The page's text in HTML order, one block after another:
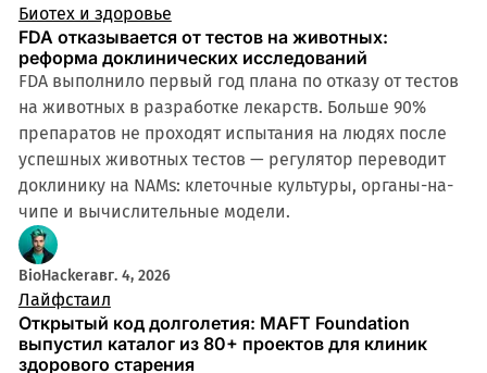
Биотех и здоровье
FDA отказывается от тестов на животных:
реформа доклинических исследований
FDA выполнило первый год плана по отказу от тестов
на животных в разработке лекарств. Больше 90%
препаратов не проходят испытания на людях после
успешных животных тестов — регулятор переводит
доклинику на NAMs: клеточные культуры, органы-на-
чипе и вычислительные модели.
BioHackerавг. 4, 2026
Лайфстаил
Открытый код долголетия: MAFT Foundation
выпустил каталог из 80+ проектов для клиник
здорового старения